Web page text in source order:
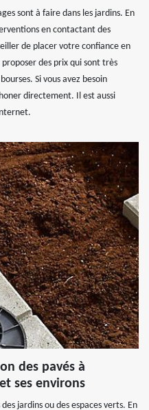
sont à faire dans les jardins. En
en contactant des
de placer votre confiance en
des prix qui sont très
Si vous avez besoin
directement. Il est aussi
des pavés à
ses environs
jardins ou des espaces verts. En